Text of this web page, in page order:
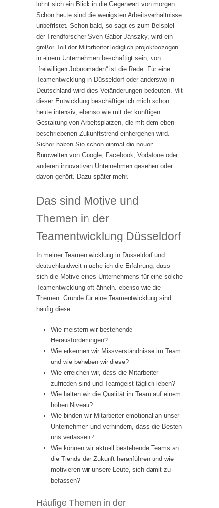
lohnt sich ein Blick in die Gegenwart von morgen:
Schon heute sind die wenigsten Arbeitsverhältnisse
unbefristet. Schon bald, so sagt es zum Beispiel
der Trendforscher Sven Gábor Jánszky, wird ein
großer Teil der Mitarbeiter lediglich projektbezogen
in einem Unternehmen beschäftigt sein, von
„freiwilligen Jobnomaden“ ist die Rede. Für eine
Teamentwicklung in Düsseldorf oder anderswo in
Deutschland wird dies Veränderungen bedeuten. Mit
dieser Entwicklung beschäftige ich mich schon
heute intensiv, ebenso wie mit der künftigen
Gestaltung von Arbeitsplätzen, die mit dem eben
beschriebenen Zukunftstrend einhergehen wird.
Sicher haben Sie schon einmal die neuen
Bürowelten von Google, Facebook, Vodafone oder
anderen innovativen Unternehmen gesehen oder
davon gehört. Dazu später mehr.
Das sind Motive und
Themen in der
Teamentwicklung Düsseldorf
In meiner Teamentwicklung in Düsseldorf und
deutschlandweit mache ich die Erfahrung, dass
sich die Motive eines Unternehmens für eine solche
Teamentwicklung oft ähneln, ebenso wie die
Themen. Gründe für eine Teamentwicklung sind
häufig diese:
Wie meistern wir bestehende
Herausforderungen?
Wie erkennen wir Missverständnisse im Team
und wie beheben wir diese?
Wie erreichen wir, dass die Mitarbeiter
zufrieden sind und Teamgeist täglich leben?
Wie halten wir die Qualität im Team auf einem
hohen Niveau?
Wie binden wir Mitarbeiter emotional an unser
Unternehmen und verhindern, dass die Besten
uns verlassen?
Wie können wir aktuell bestehende Teams an
die Trends der Zukunft heranführen und wie
motivieren wir unsere Leute, sich damit zu
befassen?
Häufige Themen in der